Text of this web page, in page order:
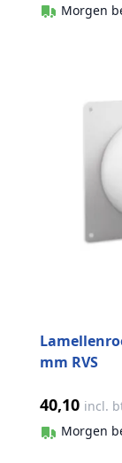
Morgen
mm RVS
40,10 incl.
Morgen